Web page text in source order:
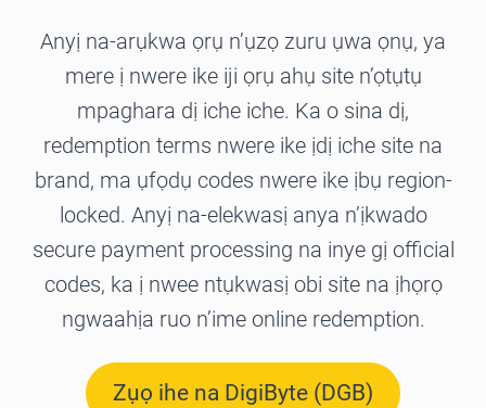
Anyị na-arụkwa ọrụ n’ụzọ zuru ụwa ọnụ, ya
mere ị nwere ike iji ọrụ ahụ site n’ọtụtụ
mpaghara dị iche iche. Ka o sina dị,
redemption terms nwere ike ịdị iche site na
brand, ma ụfọdụ codes nwere ike ịbụ region-
locked. Anyị na-elekwasị anya n’ịkwado
secure payment processing na inye gị official
codes, ka ị nwee ntụkwasị obi site na ịhọrọ
ngwaahịa ruo n’ime online redemption.
Zụọ ihe na DigiByte (DGB)